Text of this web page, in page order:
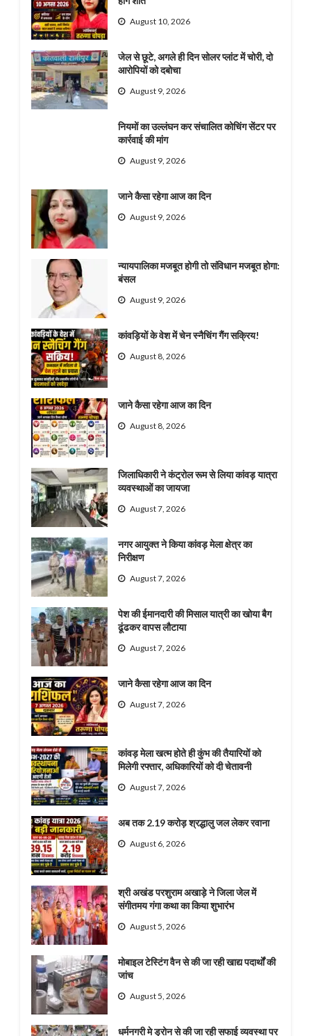
August 10, 2026
जेल से छूटे, अगले ही दिन सोलर प्लांट में चोरी, दो
आरोपियों को दबोचा
August 9, 2026
नियमों का उल्लंघन कर संचालित कोचिंग सेंटर पर
कार्रवाई की मांग
August 9, 2026
जाने कैसा रहेगा आज का दिन
August 9, 2026
न्यायपालिका मजबूत होगी तो संविधान मजबूत होगा:
बंसल
August 9, 2026
कांवड़ियों के वेश में चेन स्नैचिंग गैंग सक्रिय!
August 8, 2026
जाने कैसा रहेगा आज का दिन
August 8, 2026
जिलाधिकारी ने कंट्रोल रूम से लिया कांवड़ यात्रा
व्यवस्थाओं का जायजा
August 7, 2026
नगर आयुक्त ने किया कांवड़ मेला क्षेत्र का
निरीक्षण
August 7, 2026
पेश की ईमानदारी की मिसाल यात्री का खोया बैग
ढूंढकर वापस लौटाया
August 7, 2026
जाने कैसा रहेगा आज का दिन
August 7, 2026
कांवड़ मेला खत्म होते ही कुंभ की तैयारियों को
मिलेगी रफ्तार, अधिकारियों को दी चेतावनी
August 7, 2026
अब तक 2.19 करोड़ श्रद्धालु जल लेकर रवाना
August 6, 2026
श्री अखंड परशुराम अखाड़े ने जिला जेल में
संगीतमय गंगा कथा का किया शुभारंभ
August 5, 2026
मोबाइल टेस्टिंग वैन से की जा रही खाद्य पदार्थों की
जांच
August 5, 2026
धर्मनगरी मे ड्रोन से की जा रही सफाई व्यवस्था पर